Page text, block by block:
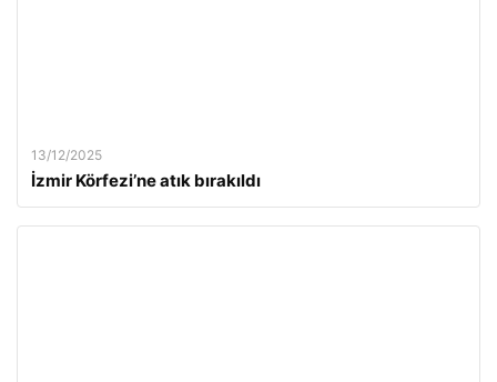
13/12/2025
İzmir Körfezi’ne atık bırakıldı